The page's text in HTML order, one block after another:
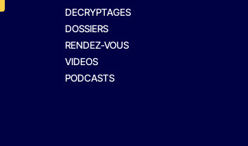
DECRYPTAGES
DOSSIERS
RENDEZ-VOUS
VIDEOS
PODCASTS